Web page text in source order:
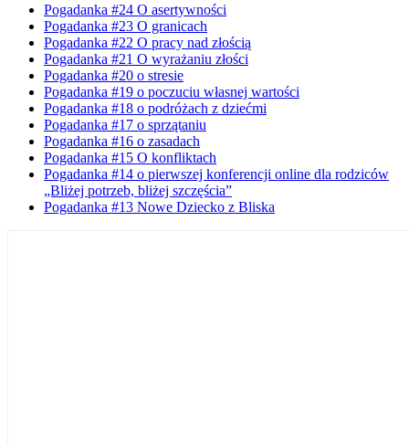
Pogadanka #24 O asertywności
Pogadanka #23 O granicach
Pogadanka #22 O pracy nad złością
Pogadanka #21 O wyrażaniu złości
Pogadanka #20 o stresie
Pogadanka #19 o poczuciu własnej wartości
Pogadanka #18 o podróżach z dziećmi
Pogadanka #17 o sprzątaniu
Pogadanka #16 o zasadach
Pogadanka #15 O konfliktach
Pogadanka #14 o pierwszej konferencji online dla rodziców
„Bliżej potrzeb, bliżej szczęścia”
Pogadanka #13 Nowe Dziecko z Bliska